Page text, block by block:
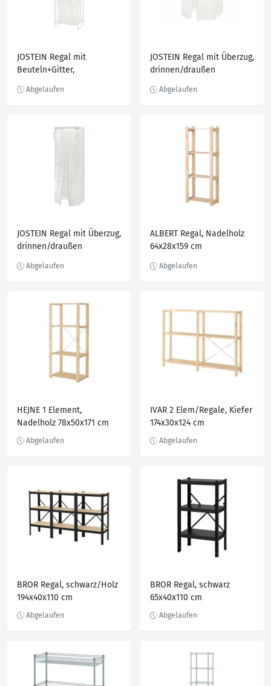
JOSTEIN Regal mit
Beuteln+Gitter,
Draht/transparent weiß
JOSTEIN Regal mit Überzug,
drinnen/draußen
61x41x90 cm
JOSTEIN Regal mit Überzug,
drinnen/draußen
61x41x180 cm
ALBERT Regal, Nadelholz
64x28x159 cm
HEJNE 1 Element,
Nadelholz 78x50x171 cm
IVAR 2 Elem/Regale, Kiefer
174x30x124 cm
BROR Regal, schwarz/Holz
194x40x110 cm
BROR Regal, schwarz
65x40x110 cm